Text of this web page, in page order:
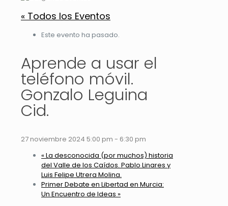
« Todos los Eventos
Este evento ha pasado.
Aprende a usar el
teléfono móvil.
Gonzalo Leguina
Cid.
27 noviembre 2024 5:00 pm - 6:30 pm
« La desconocida (por muchos) historia
del Valle de los Caídos. Pablo Linares y
Luis Felipe Utrera Molina.
Primer Debate en Libertad en Murcia:
Un Encuentro de Ideas »